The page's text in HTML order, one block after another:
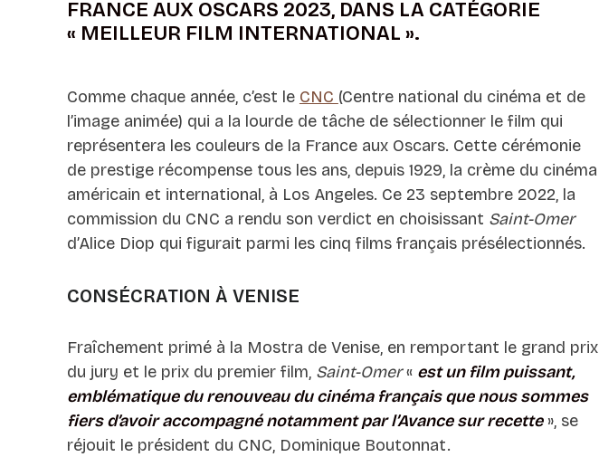
FRANCE AUX OSCARS 2023, DANS LA CATÉGORIE
« MEILLEUR FILM INTERNATIONAL ».
Comme chaque année, c’est le CNC (Centre national du cinéma et de
l’image animée) qui a la lourde de tâche de sélectionner le film qui
représentera les couleurs de la France aux Oscars. Cette cérémonie
de prestige récompense tous les ans, depuis 1929, la crème du cinéma
américain et international, à Los Angeles. Ce 23 septembre 2022, la
commission du CNC a rendu son verdict en choisissant Saint-Omer
d’Alice Diop qui figurait parmi les cinq films français présélectionnés.
CONSÉCRATION À VENISE
Fraîchement primé à la Mostra de Venise, en remportant le grand prix
du jury et le prix du premier film, Saint-Omer« est un film puissant,
emblématique du renouveau du cinéma français que nous sommes
fiers d’avoir accompagné notamment par l’Avance sur recette», se
réjouit le président du CNC, Dominique Boutonnat.